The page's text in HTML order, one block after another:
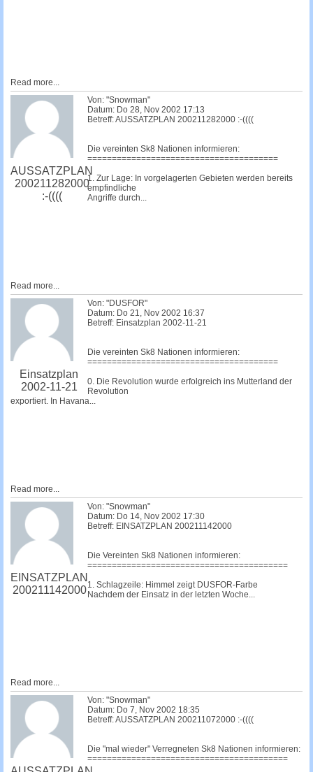
Read more...
AUSSATZPLAN
200211282000
:-((((
Von: "Snowman"
Datum: Do 28, Nov 2002 17:13
Betreff: AUSSATZPLAN 200211282000 :-((((
Die vereinten Sk8 Nationen informieren:
=======================================
1. Zur Lage: In vorgelagerten Gebieten werden bereits
empfindliche
Angriffe durch...
Read more...
Einsatzplan
2002-11-21
Von: "DUSFOR"
Datum: Do 21, Nov 2002 16:37
Betreff: Einsatzplan 2002-11-21
Die vereinten Sk8 Nationen informieren:
=======================================
0. Die Revolution wurde erfolgreich ins Mutterland der
Revolution
exportiert. In Havana...
Read more...
EINSATZPLAN
200211142000
Von: "Snowman"
Datum: Do 14, Nov 2002 17:30
Betreff: EINSATZPLAN 200211142000
Die Vereinten Sk8 Nationen informieren:
=========================================
1. Schlagzeile: Himmel zeigt DUSFOR-Farbe
Nachdem der Einsatz in der letzten Woche...
Read more...
Von: "Snowman"
Datum: Do 7, Nov 2002 18:35
Betreff: AUSSATZPLAN 200211072000 :-((((
Die "mal wieder" Verregneten Sk8 Nationen informieren:
=========================================